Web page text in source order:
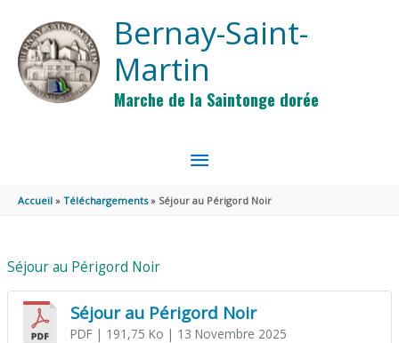
Bernay-Saint-
Martin
Marche de la Saintonge dorée
MENU
PRINCIPAL
Accueil Téléchargements Séjour au Périgord Noir
Séjour au Périgord Noir
Séjour au Périgord Noir
PDF| 191,75 Ko | 13 Novembre 2025